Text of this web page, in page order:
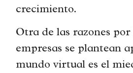
crecimiento.
Otra de las razones por
empresas se plantean
mundo virtual es el